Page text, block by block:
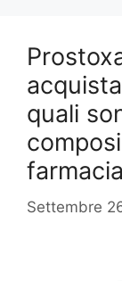
quali
Settembre